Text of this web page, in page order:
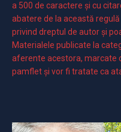
a 500 de caractere şi cu
abatere de la această
privind dreptul de autor și
Materialele publicate la
aferente acestora, marcate
pamflet și vor fi tratate ca